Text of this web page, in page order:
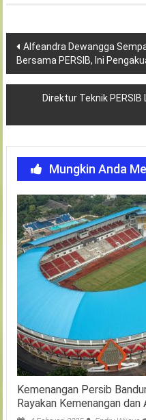
Navigasi
pos
Alfeandra Dewangga
Bersama PERSIB, Ini
Direktur Teknik
Mungkin Anda
Kemenangan Persib
Rayakan Kemenangan